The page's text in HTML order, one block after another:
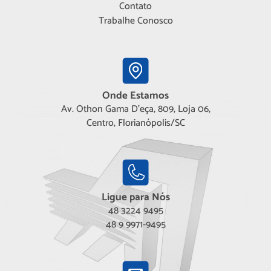
Contato
Trabalhe Conosco
Onde Estamos
Av. Othon Gama D'eça, 809, Loja 06,
Centro, Florianópolis/SC
Ligue para Nós
48 3224 9495
48 9 9971-9495